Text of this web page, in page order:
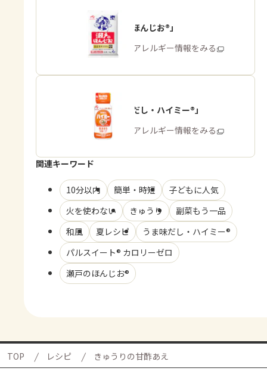
「瀬戸のほんじお®」
商品・アレルギー情報をみる
「うま味だし・ハイミー®」
商品・アレルギー情報をみる
関連キーワード
10分以内 簡単・時短
子どもに人気
火を使わない
きゅうり
副菜もう一品
和風
夏レシピ
うま味だし・ハイミー®
パルスイート® カロリーゼロ
瀬戸のほんじお®
TOP レシピ きゅうりの甘酢あえ